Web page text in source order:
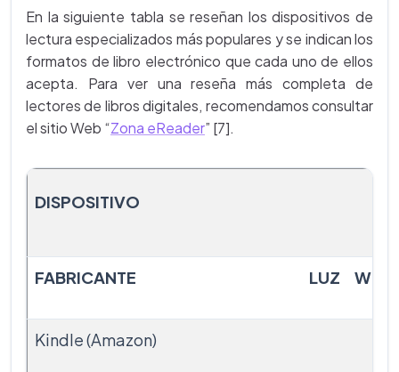
En la siguiente tabla se reseñan los dispositivos de
lectura especializados más populares y se indican los
formatos de libro electrónico que cada uno de ellos
acepta. Para ver una reseña más completa de
lectores de libros digitales, recomendamos consultar
el sitio Web “Zona eReader” [7].
DISPOSITIVO
FABRICANTE LUZ WiFi
Kindle (Amazon)